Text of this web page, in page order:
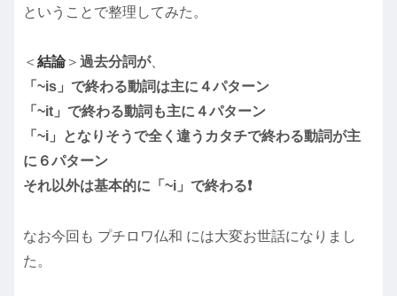
ということで整理してみた。
＜ 結論＞ 過去分詞が、
「~is」で終わる動詞は主に４パターン
「~it」で終わる動詞も主に４パターン
「~i」となりそうで全く違うカタチで終わる動詞が主
に６パターン
それ以外は基本的に「~i」で終わる❗
なお今回も プチロワ仏和 には大変お世話になりまし
た。